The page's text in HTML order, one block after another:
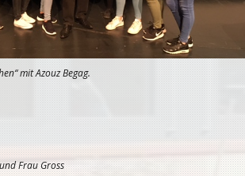
mit Azouz Begag.
Frau Gross